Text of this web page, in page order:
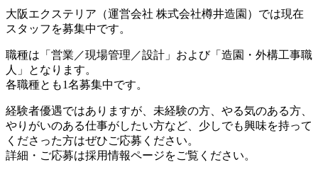
大阪エクステリア（運営会社 株式会社樽井造園）では現在
スタッフを募集中です。
職種は「営業／現場管理／設計」および「造園・外構工事職
人」となります。
各職種とも1名募集中です。
経験者優遇ではありますが、未経験の方、やる気のある方、
やりがいのある仕事がしたい方など、少しでも興味を持って
くださった方はぜひご応募ください。
詳細・ご応募は採用情報ページをご覧ください。